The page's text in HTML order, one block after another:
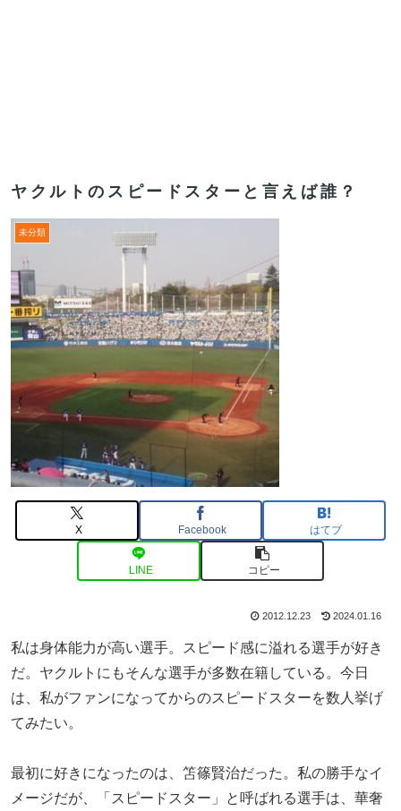
ヤクルトのスピードスターと言えば誰？
未分類
X Facebook はてブ
LINE コピー
2012.12.23 2024.01.16
私は身体能力が高い選手。スピード感に溢れる選手が好き
だ。ヤクルトにもそんな選手が多数在籍している。今日
は、私がファンになってからのスピードスターを数人挙げ
てみたい。
最初に好きになったのは、笘篠賢治だった。私の勝手なイ
メージだが、「スピードスター」と呼ばれる選手は、華奢